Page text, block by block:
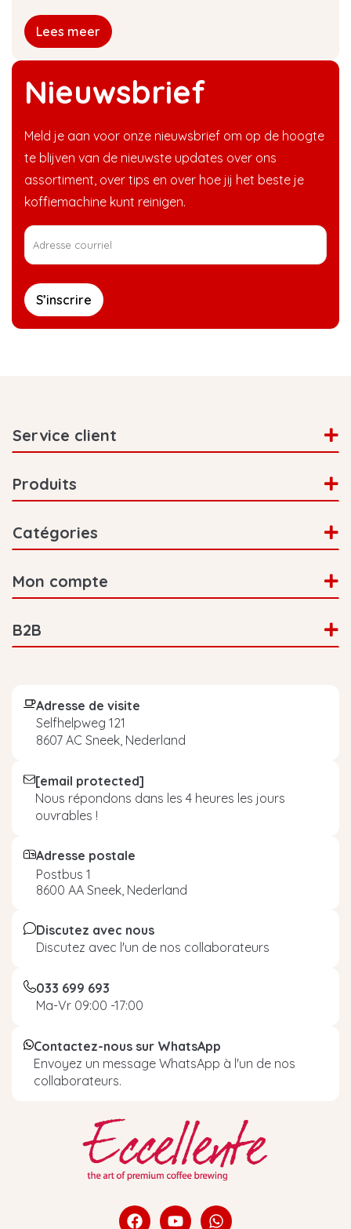
Nieuwsbrief
Meld je aan voor onze nieuwsbrief om op de hoogte
te blijven van de nieuwste updates over ons
assortiment, over tips en over hoe jij het beste je
koffiemachine kunt reinigen.
S’inscrire
Lees meer
Service client
Produits
Catégories
Mon compte
B2B
Adresse de visite
Selfhelpweg 121
8607 AC Sneek, Nederland
[email protected]
Nous répondons dans les 4 heures les jours
ouvrables !
Adresse postale
Postbus 1
8600 AA Sneek, Nederland
Discutez avec nous
Discutez avec l'un de nos collaborateurs
033 699 693
Ma-Vr 09:00 -17:00
Contactez-nous sur WhatsApp
Envoyez un message WhatsApp à l'un de nos
collaborateurs.